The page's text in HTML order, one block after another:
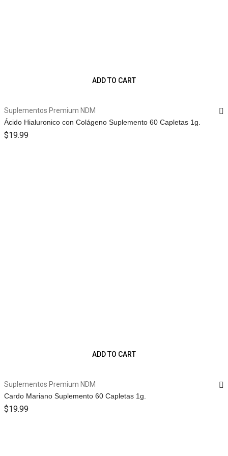
ADD TO CART
Suplementos Premium NDM
Ácido Hialuronico con Colágeno Suplemento 60 Capletas 1g.
$19.99
ADD TO CART
Suplementos Premium NDM
Cardo Mariano Suplemento 60 Capletas 1g.
$19.99